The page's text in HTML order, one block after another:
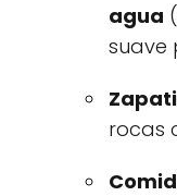
agua
suave
rocas